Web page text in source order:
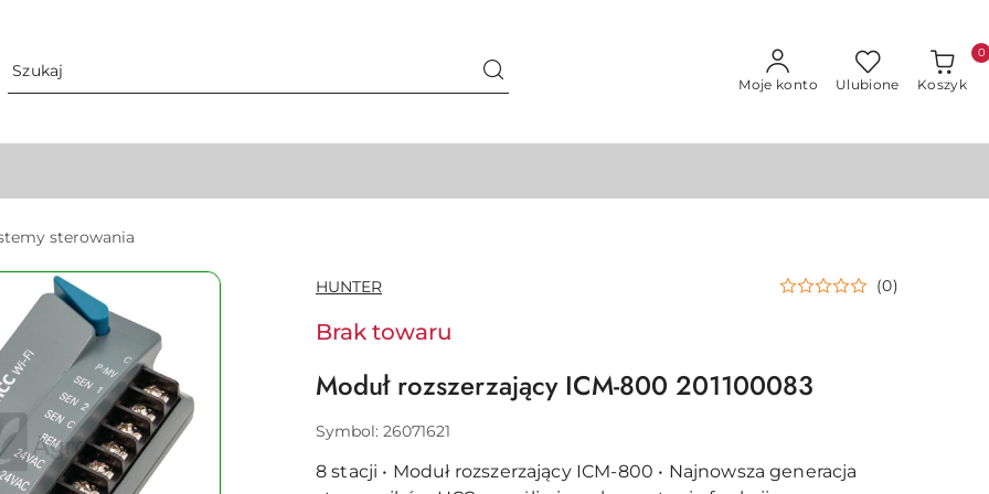
Moje konto Ulubione Koszyk
0
sterowania
NAZWA
PRODUCENTA:
HUNTER (0)
Brak towaru
Moduł rozszerzający ICM-800 201100083
Symbol: 26071621
8 stacji • Moduł rozszerzający ICM-800 • Najnowsza generacja